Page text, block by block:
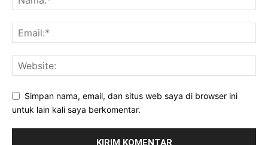
Simpan nama, email, dan situs web saya di browser ini
untuk lain kali saya berkomentar.